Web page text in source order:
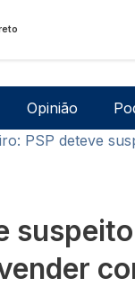
Opinião
PSP deteve